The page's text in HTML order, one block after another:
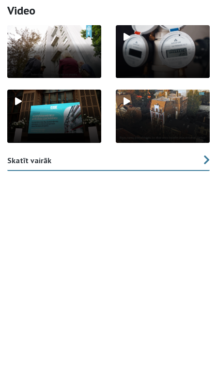
Video
Skatīt vairāk